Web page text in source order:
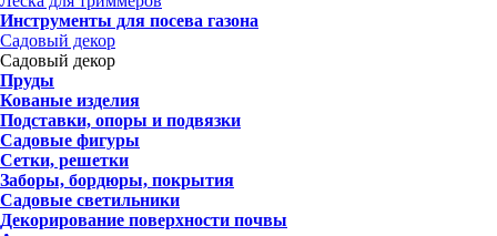
Инструменты для посева газона
Садовый декор
Садовый декор
Пруды
Кованые изделия
Подставки, опоры и подвязки
Садовые фигуры
Сетки, решетки
Заборы, бордюры, покрытия
Садовые светильники
Декорирование поверхности почвы